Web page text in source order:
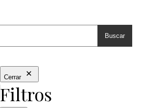
Buscar
Cerrar
Filtros